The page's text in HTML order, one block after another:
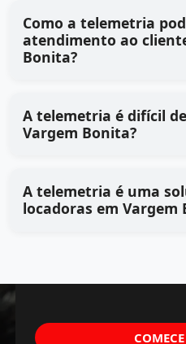
Como a telemetria
atendimento ao
Bonita?
A telemetria é difícil
Vargem Bonita?
A telemetria é uma
locadoras em Vargem